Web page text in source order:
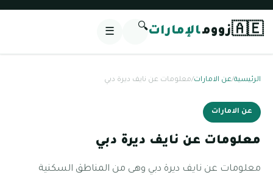
🇦🇪زوومالإمارات🔍
☰
الرئيسية/عن الامارات/معلومات عن نايف ديرة دبي
عن الامارات
معلومات عن نايف ديرة دبي
معلومات عن نايف ديرة دبي وهى من المناطق السكنية